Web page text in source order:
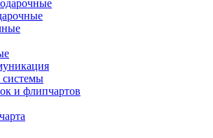
и флипчартов